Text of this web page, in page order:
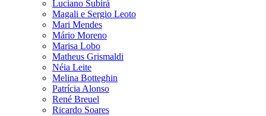
Luciano Subirá
Magali e Sergio Leoto
Mari Mendes
Mário Moreno
Marisa Lobo
Matheus Grismaldi
Néia Leite
Melina Botteghin
Patrícia Alonso
René Breuel
Ricardo Soares